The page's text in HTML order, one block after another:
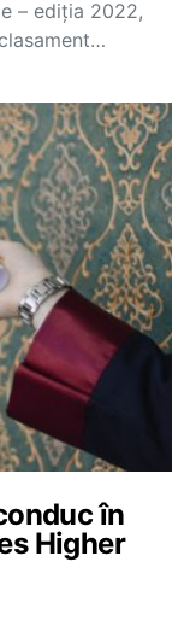
– ediția 2022,
în
Higher